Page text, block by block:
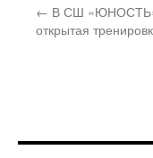
← В СШ «ЮНОСТЬ»
открытая